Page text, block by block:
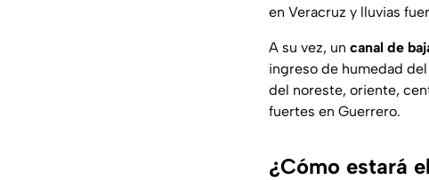
en Veracruz y lluvias
A su vez, un canal de
ingreso de humedad
del noreste, oriente,
fuertes en Guerrero.
¿Cómo estará